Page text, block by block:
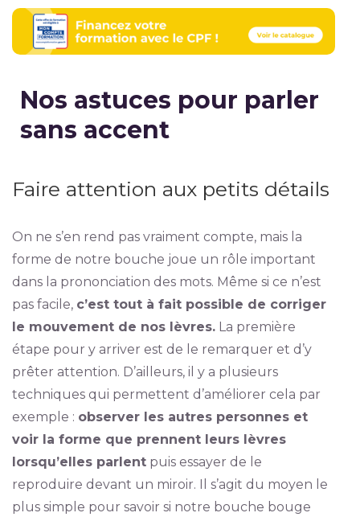
Nos astuces pour parler
sans accent
Faire attention aux petits détails
On ne s’en rend pas vraiment compte, mais la
forme de notre bouche joue un rôle important
dans la prononciation des mots. Même si ce n’est
pas facile, c’est tout à fait possible de corriger
le mouvement de nos lèvres.La première
étape pour y arriver est de le remarquer et d’y
prêter attention. D’ailleurs, il y a plusieurs
techniques qui permettent d’améliorer cela par
exemple : observer les autres personnes et
voir la forme que prennent leurs lèvres
lorsqu’elles parlentpuis essayer de le
reproduire devant un miroir. Il s’agit du moyen le
plus simple pour savoir si notre bouche bouge